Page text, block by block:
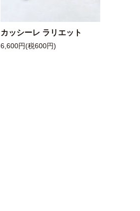
カッシーレ ラリエット
6,600円(税600円)